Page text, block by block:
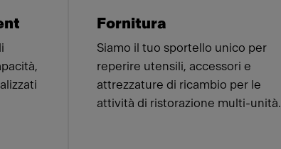
Fornitura
Siamo il tuo sportello unico per
reperire utensili, accessori e
attrezzature di ricambio per le
attività di ristorazione multi-unità.